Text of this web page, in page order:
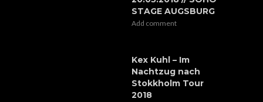
STAGE AUGSBURG
Add comment
Kex Kuhl – Im
Nachtzug nach
Stokkholm Tour
2018